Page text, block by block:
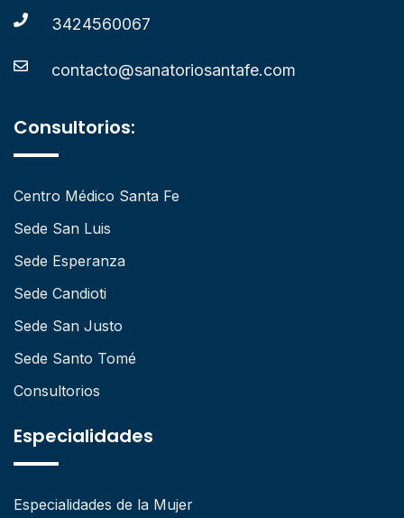
3424560067
contacto@sanatoriosantafe.com
Consultorios:
Centro Médico Santa Fe
Sede San Luis
Sede Esperanza
Sede Candioti
Sede San Justo
Sede Santo Tomé
Consultorios
Especialidades
Especialidades de la Mujer